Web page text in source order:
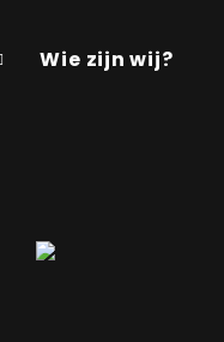
Wie zijn wij?